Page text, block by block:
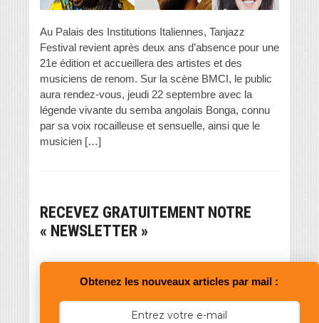
Au Palais des Institutions Italiennes, Tanjazz
Festival revient après deux ans d’absence pour une
21e édition et accueillera des artistes et des
musiciens de renom. Sur la scène BMCI, le public
aura rendez-vous, jeudi 22 septembre avec la
légende vivante du semba angolais Bonga, connu
par sa voix rocailleuse et sensuelle, ainsi que le
musicien […]
RECEVEZ GRATUITEMENT NOTRE
« NEWSLETTER »
Obtenez les nouveaux articles par mail :